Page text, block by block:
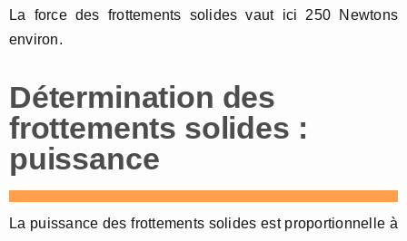
La force des frottements solides vaut ici 250 Newtons
environ.
Détermination des
frottements solides :
puissance
La puissance des frottements solides est proportionnelle à